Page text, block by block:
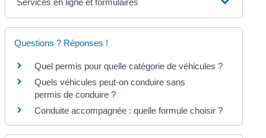
Questions ? Réponses !
Quel permis pour quelle catégorie de véhicules ?
Quels véhicules peut-on conduire sans
permis de conduire ?
Conduite accompagnée : quelle formule choisir ?